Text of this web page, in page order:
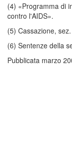
(4) «Programma di
contro l'AIDS».
(5) Cassazione,
(6) Sentenze della
Pubblicata marzo